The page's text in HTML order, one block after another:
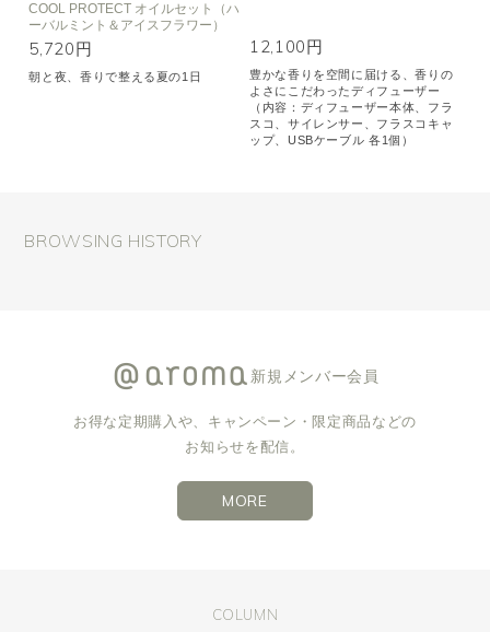
COOL PROTECT オイルセット（ハ
ーバルミント＆アイスフラワー）
5,720円
朝と夜、香りで整える夏の1日
12,100円
豊かな香りを空間に届ける、香りの
よさにこだわったディフューザー
（内容：ディフューザー本体、フラ
スコ、サイレンサー、フラスコキャ
ップ、USBケーブル 各1個）
BROWSING HISTORY
新規メンバー会員
お得な定期購入や、キャンペーン・限定商品などの
お知らせを配信。
MORE
COLUMN